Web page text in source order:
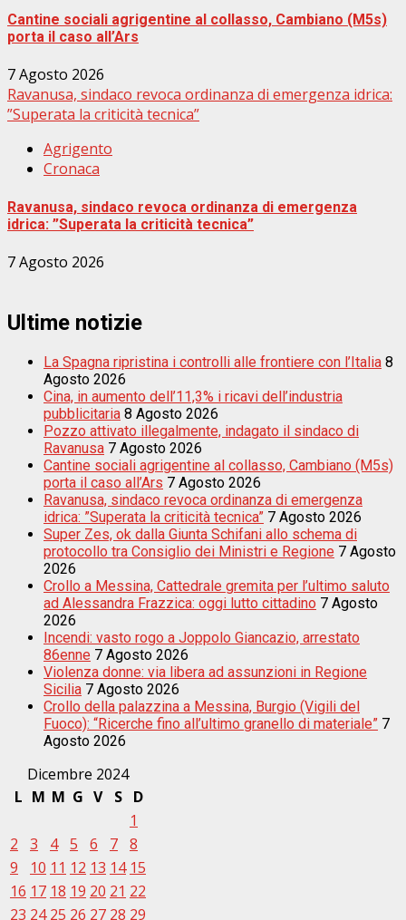
Cantine sociali agrigentine al collasso, Cambiano (M5s)
porta il caso all’Ars
7 Agosto 2026
Ravanusa, sindaco revoca ordinanza di emergenza idrica:
”Superata la criticità tecnica”
Agrigento
Cronaca
Ravanusa, sindaco revoca ordinanza di emergenza
idrica: ”Superata la criticità tecnica”
7 Agosto 2026
Ultime notizie
La Spagna ripristina i controlli alle frontiere con l’Italia 8
Agosto 2026
Cina, in aumento dell’11,3% i ricavi dell’industria
pubblicitaria 8 Agosto 2026
Pozzo attivato illegalmente, indagato il sindaco di
Ravanusa 7 Agosto 2026
Cantine sociali agrigentine al collasso, Cambiano (M5s)
porta il caso all’Ars 7 Agosto 2026
Ravanusa, sindaco revoca ordinanza di emergenza
idrica: ”Superata la criticità tecnica” 7 Agosto 2026
Super Zes, ok dalla Giunta Schifani allo schema di
protocollo tra Consiglio dei Ministri e Regione 7 Agosto
2026
Crollo a Messina, Cattedrale gremita per l’ultimo saluto
ad Alessandra Frazzica: oggi lutto cittadino 7 Agosto
2026
Incendi: vasto rogo a Joppolo Giancazio, arrestato
86enne 7 Agosto 2026
Violenza donne: via libera ad assunzioni in Regione
Sicilia 7 Agosto 2026
Crollo della palazzina a Messina, Burgio (Vigili del
Fuoco): “Ricerche fino all’ultimo granello di materiale” 7
Agosto 2026
Dicembre 2024
L M M G V S
D
1
2
3 4 5 6 7 8
9
10 11 12 13 14 15
16 17 18 19 20 21 22
23 24 25 26 27 28 29